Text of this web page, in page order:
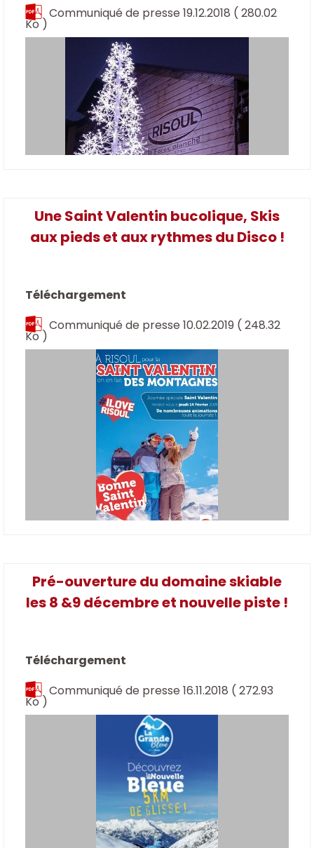
Communiqué de presse 19.12.2018 ( 280.02
Ko )
Une Saint Valentin bucolique, Skis
aux pieds et aux rythmes du Disco !
Téléchargement
Communiqué de presse 10.02.2019 ( 248.32
Ko )
Pré-ouverture du domaine skiable
les 8 &9 décembre et nouvelle piste !
Téléchargement
Communiqué de presse 16.11.2018 ( 272.93
Ko )